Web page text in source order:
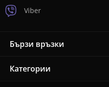
Viber
Бързи връзки
Категории